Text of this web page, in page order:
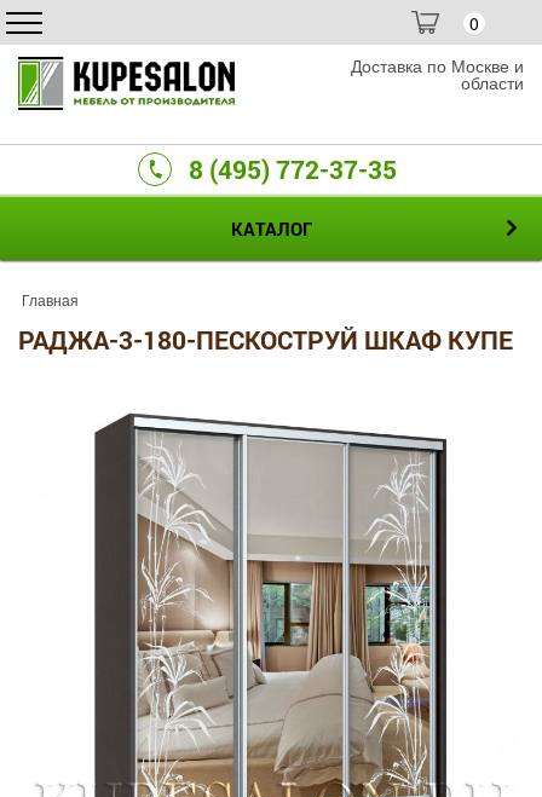
0
Доставка по Москве и
области
8 (495) 772-37-35
КАТАЛОГ
Главная
РАДЖА-3-180-ПЕСКОСТРУЙ ШКАФ КУПЕ